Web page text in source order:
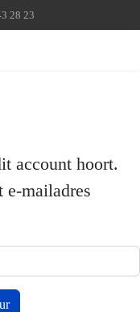
28 23
account hoort.
e-mailadres